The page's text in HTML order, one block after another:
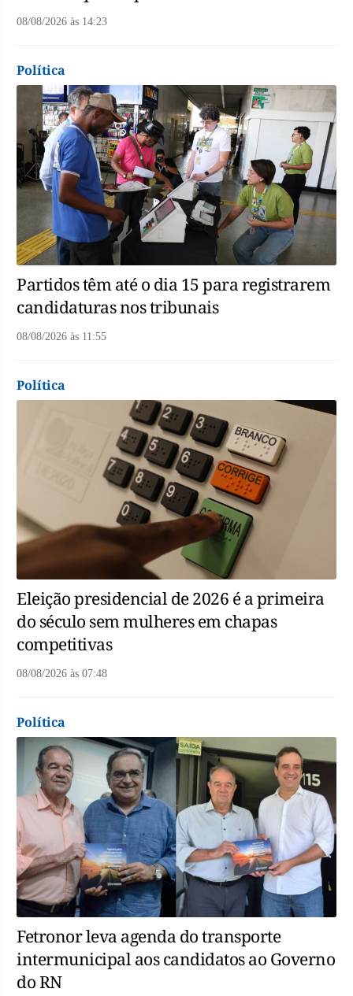
08/08/2026 às 14:23
Política
Partidos têm até o dia 15 para registrarem
candidaturas nos tribunais
08/08/2026 às 11:55
Política
Eleição presidencial de 2026 é a primeira
do século sem mulheres em chapas
competitivas
08/08/2026 às 07:48
Política
Fetronor leva agenda do transporte
intermunicipal aos candidatos ao Governo
do RN